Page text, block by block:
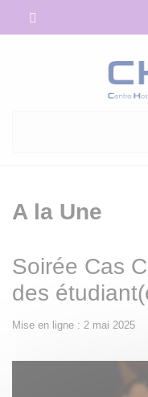
A la Une
Soirée Cas
des
Mise en ligne : 2 mai 2025